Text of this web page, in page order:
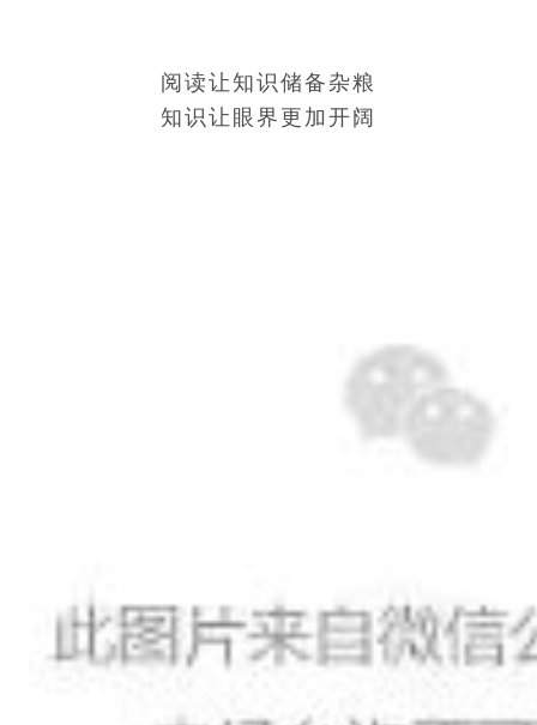
阅读让知识储备杂粮
知识让眼界更加开阔